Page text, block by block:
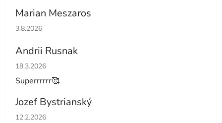
Marian Meszaros
Hodnotenie obchodu je 5 z 5 hviezdičiek.
3.8.2026
Andrii Rusnak
Hodnotenie obchodu je 5 z 5 hviezdičiek.
18.3.2026
Superrrrrr🥰
Jozef Bystrianský
Hodnotenie obchodu je 5 z 5 hviezdičiek.
12.2.2026